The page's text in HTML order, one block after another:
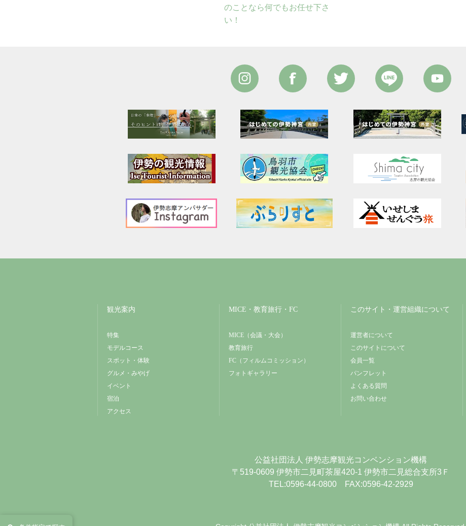
のことなら何でもお任せ下さ
い！
観光案内
特集
モデルコース
スポット・体験
グルメ・みやげ
イベント
宿泊
アクセス
MICE・教育旅行・FC
MICE（会議・大会）
教育旅行
FC（フィルムコミッション）
フォトギャラリー
このサイト・運営組織について
運営者について
このサイトについて
会員一覧
パンフレット
よくある質問
お問い合わせ
公益社団法人 伊勢志摩観光コンベンション機構
〒519-0609 伊勢市二見町茶屋420-1 伊勢市二見総合支所3Ｆ
TEL:0596-44-0800 FAX:0596-42-2929